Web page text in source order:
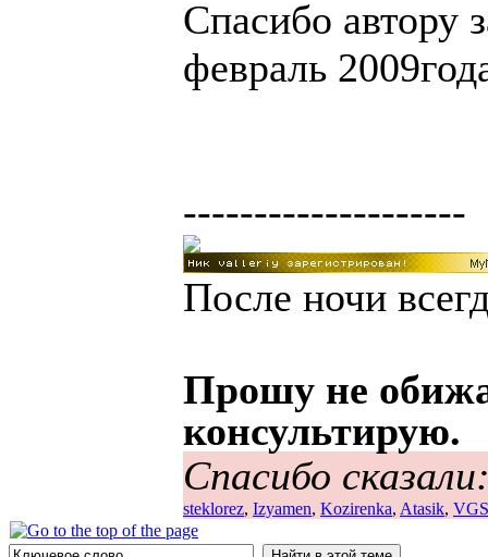
Спасибо автору
февраль
--------------------
После ночи
Прошу не
консультирую.
Спасибо
steklorez, Izyamen, Kozirenka, Atasik,